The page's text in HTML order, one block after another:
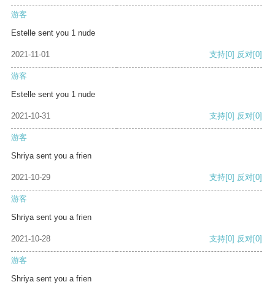
游客
Estelle sent you 1 nude
2021-11-01 支持[0] 反对[0]
游客
Estelle sent you 1 nude
2021-10-31 支持[0] 反对[0]
游客
Shriya sent you a frien
2021-10-29 支持[0] 反对[0]
游客
Shriya sent you a frien
2021-10-28 支持[0] 反对[0]
游客
Shriya sent you a frien